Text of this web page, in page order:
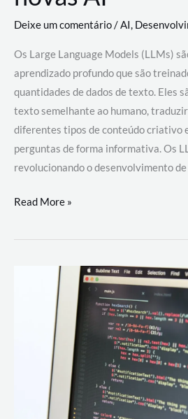
Deixe um comentário/AI,
Os Large Language Models (LLMs)
aprendizado profundo que são
quantidades de dados de texto. Eles
texto semelhante ao humano,
diferentes tipos de conteúdo criativo
perguntas de forma informativa. Os
revolucionando o desenvolvimento de
Large
Models
revolucionando
desenvolvimento
Read More »